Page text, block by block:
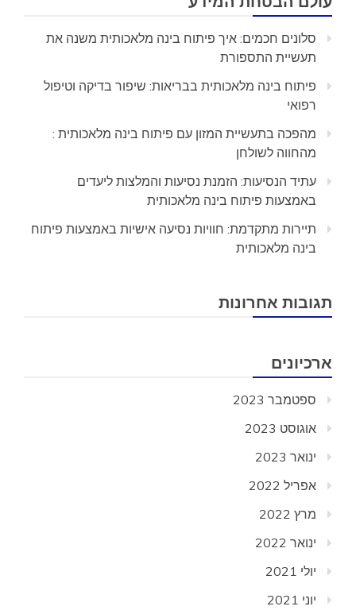
סלונים חכמים: איך פיתוח בינה מלאכותית משנה את
תעשיית התספורת
פיתוח בינה מלאכותית בבריאות: שיפור בדיקה וטיפול
רפואי
מהפכה בתעשיית המזון עם פיתוח בינה מלאכותית :
מהחווה לשולחן
עתיד הנסיעות: הזמנת נסיעות והמלצות ליעדים
באמצעות פיתוח בינה מלאכותית
תיירות מתקדמת: חוויות נסיעה אישיות באמצעות פיתוח
בינה מלאכותית
תגובות אחרונות
ארכיונים
ספטמבר 2023
אוגוסט 2023
ינואר 2023
אפריל 2022
מרץ 2022
ינואר 2022
יולי 2021
יוני 2021